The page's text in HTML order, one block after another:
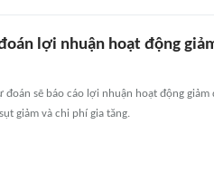
lợi nhuận hoạt động
đoán sẽ báo cáo lợi nhuận hoạt động
giảm và chi phí gia tăng.